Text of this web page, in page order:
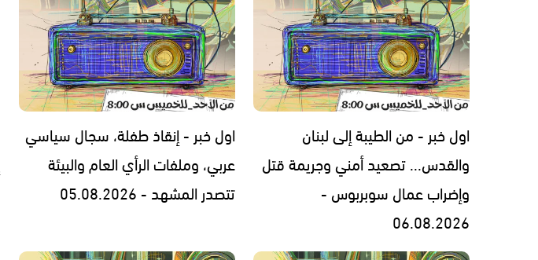
اول خبر - من الطيبة إلى لبنان
والقدس... تصعيد أمني وجريمة قتل
وإضراب عمال سوبربوس -
06.08.2026
اول خبر - إنقاذ طفلة، سجال سياسي
عربي، وملفات الرأي العام والبيئة
تتصدر المشهد - 05.08.2026